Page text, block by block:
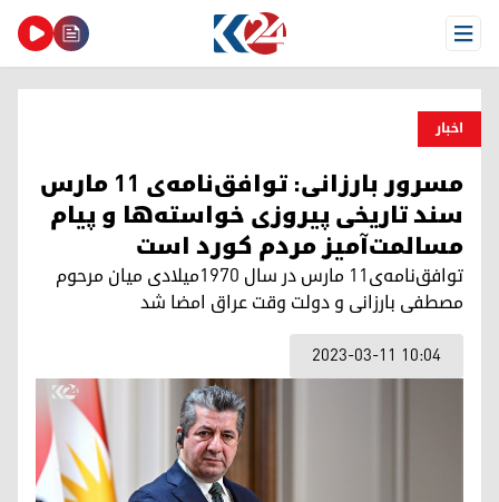
Open Menu
اخبار
مسرور بارزانی: توافق‌نامه‌ی ۱۱ مارس
سند تاریخی پیروزی خواسته‌ها و پیام
مسالمت‌آمیز مردم کورد است
توافق‌نامه‌ی۱۱ مارس در سال ۱۹۷۰میلادی میان مرحوم
مصطفی بارزانی و دولت وقت عراق امضا شد
2023-03-11 10:04